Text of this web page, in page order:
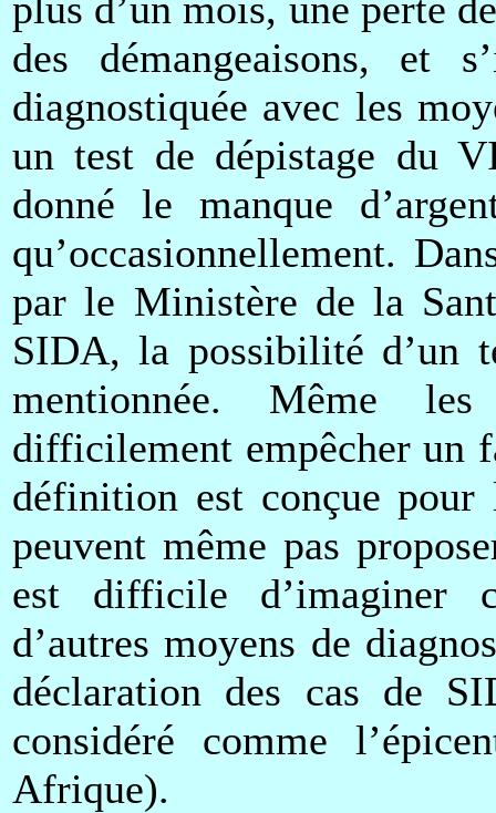
des démangeaisons, et
diagnostiquée avec les
un test de dépistage du
donné le manque
qu’occasionnellement.
par le Ministère de la
SIDA, la possibilité d’un
mentionnée. Même
difficilement empêcher un
définition est conçue pour
peuvent même pas
est difficile d’imaginer
d’autres moyens de
déclaration des cas de
considéré comme
Afrique).